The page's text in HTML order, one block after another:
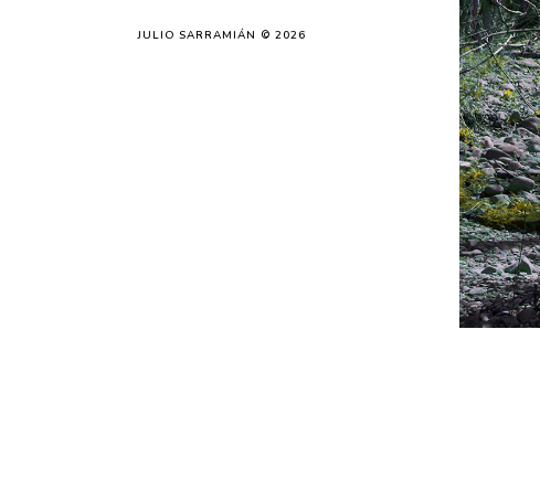
JULIO SARRAMIÁN © 2026